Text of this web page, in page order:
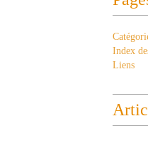
Index
Liens